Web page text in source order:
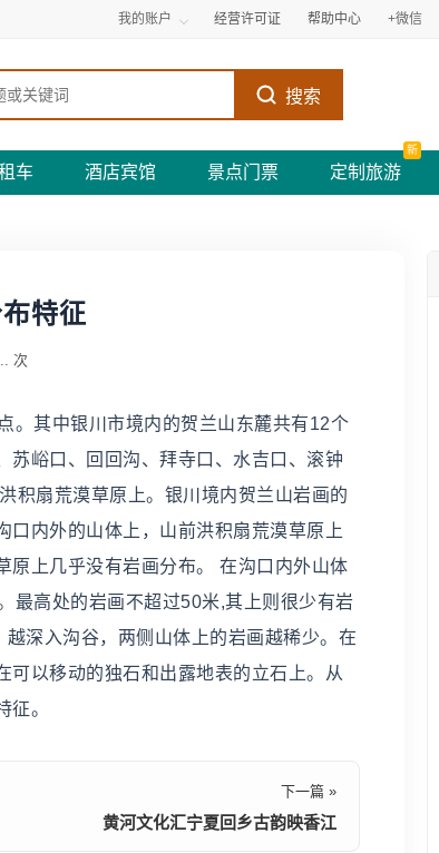
我的账户 经营许可证 帮助中心 +微信
搜索
车 酒店宾馆 景点门票 定制旅游
新
特征
次
。其中银川市境内的贺兰山东麓共有12个
苏峪口、回回沟、拜寺口、水吉口、滚钟
积扇荒漠草原上。银川境内贺兰山岩画的
口内外的山体上，山前洪积扇荒漠草原上
原上几乎没有岩画分布。 在沟口内外山体
最高处的岩画不超过50米,其上则很少有岩
深入沟谷，两侧山体上的岩画越稀少。在
可以移动的独石和出露地表的立石上。从
。
下一篇 »
黄河文化汇宁夏回乡古韵映香江